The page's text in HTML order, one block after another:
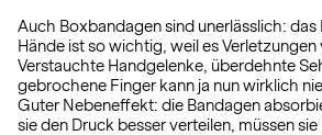
Auch Boxbandagen sind unerlässlich: das
Hände ist so wichtig, weil es Verletzungen
Verstauchte Handgelenke, überdehnte
gebrochene Finger kann ja nun wirklich
Guter Nebeneffekt: die Bandagen
sie den Druck besser verteilen, müssen